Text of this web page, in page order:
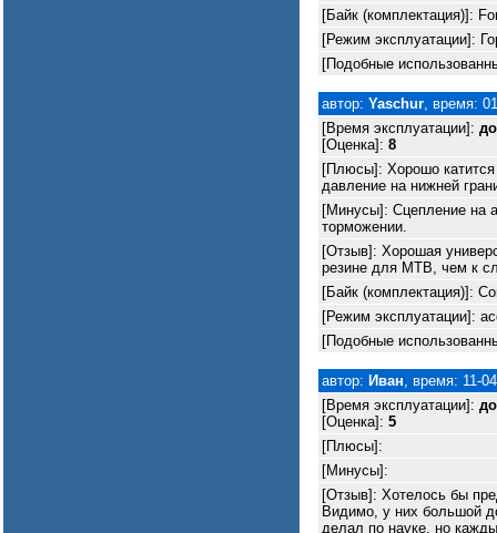
[Байк (комплектация)]:
[Режим эксплуатации]:
[Подобные
автор: Yaschur, время:
[Время эксплуатации]:
[Оценка]: 8
[Плюсы]: Хорошо катится
давление на нижней
[Минусы]: Сцепление на
торможении.
[Отзыв]: Хорошая
резине для MTB, чем к
[Байк (комплектация)]:
[Режим эксплуатации]:
[Подобные
автор: Иван, время: 11-
[Время эксплуатации]:
[Оценка]: 5
[Плюсы]:
[Минусы]:
[Отзыв]: Хотелось бы
Видимо, у них большой
делал по науке, но